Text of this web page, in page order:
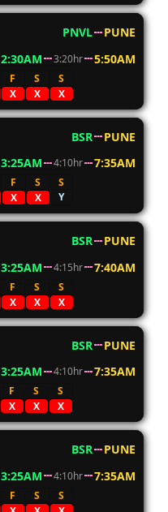
PNVL
PUNE
2:30AM 3:20hr 5:50AM
F S
S
X X X
BSR
PUNE
3:25AM 4:10hr 7:35AM
F S
S
X X Y
BSR
PUNE
3:25AM 4:15hr 7:40AM
F S
S
X X X
BSR
PUNE
3:25AM 4:10hr 7:35AM
F S
S
X X X
BSR
PUNE
3:25AM 4:10hr 7:35AM
F S
S